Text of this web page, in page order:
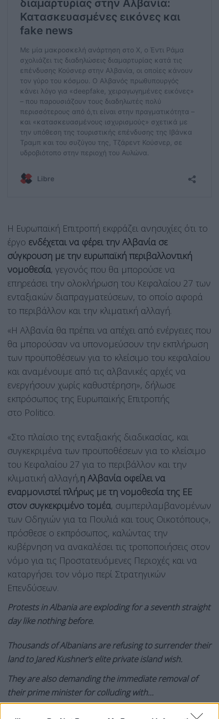
Η Ευρωπαϊκή Επιτροπή εκφράζει ανησυχίες ότι το
έργο ενδέχεται να φέρει την Αλβανία σε
σύγκρουση με την ευρωπαϊκή περιβαλλοντική
νομοθεσία, γεγονός που θα μπορούσε να
επηρεάσει την ολοκλήρωση του Κεφαλαίου 27 των
ενταξιακών διαπραγματεύσεων, το οποίο αφορά
το περιβάλλον και την κλιματική αλλαγή.
«Η Αλβανία θα πρέπει να απέχει από ενέργειες που
θα μπορούσαν να υπονομεύσουν την εκπλήρωση
των προϋποθέσεων για το κλείσιμο του κεφαλαίου
και αναμένουμε από τις αλβανικές αρχές να
ενεργήσουν χωρίς καθυστέρηση», δήλωσε
εκπρόσωπος της Ευρωπαϊκής Επιτροπής
στο Politico.
«Στο πλαίσιο της ενταξιακής διαδικασίας, και
συγκεκριμένα των προϋποθέσεων για το κλείσιμο
του Κεφαλαίου 27 για το περιβάλλον και την
κλιματική αλλαγή,η Αλβανία οφείλει να
εναρμονιστεί πλήρως με τη νομοθεσία της ΕΕ
στον συγκεκριμένο τομέα, συμπεριλαμβανομένων
των Οδηγιών για τα Πουλιά και τους Οικοτόπους»,
πρόσθεσε ο εκπρόσωπος, καλώντας την
κυβέρνηση να ανακαλέσει τις τροποποιήσεις στον
νόμο για τις Προστατευόμενες Περιοχές και να
καταργήσει τον νόμο περί Στρατηγικών
Επενδύσεων.
Protests in Albania are exploding for a seventh straight
day like nothing before.
Thousands of Albanians are refusing to surrender their
land to Jared Kushner’s elite private island wish.
They are also demanding the immediate removal of
their prime minister for colluding with…
pic.twitter.com/fbQK0oIB6D